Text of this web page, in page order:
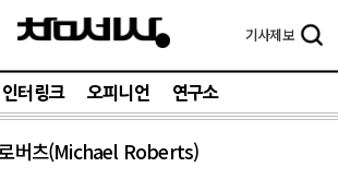
기사제보
인터링크 오피니언 연구소
버츠(Michael Roberts)